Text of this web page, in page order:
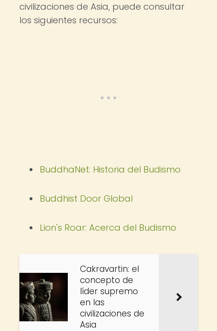
civilizaciones de Asia, puede consultar
los siguientes recursos:
BuddhaNet: Historia del Budismo
Buddhist Door Global
Lion's Roar: Acerca del Budismo
Cakravartin: el
concepto de
líder supremo
en las
civilizaciones de
Asia